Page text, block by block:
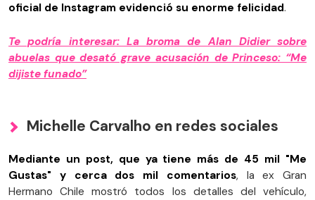
oficial de Instagram evidenció su enorme felicidad.
Te podría interesar: La broma de Alan Didier sobre
abuelas que desató grave acusación de Princeso: “Me
dijiste funado”
Michelle Carvalho en redes sociales
Mediante un post, que ya tiene más de 45 mil "Me
Gustas" y cerca dos mil comentarios, la ex Gran
Hermano Chile mostró todos los detalles del vehículo,